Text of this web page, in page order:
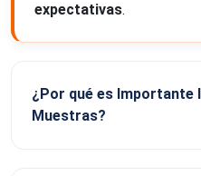
expectativas.
¿Por qué es Importante
Muestras?